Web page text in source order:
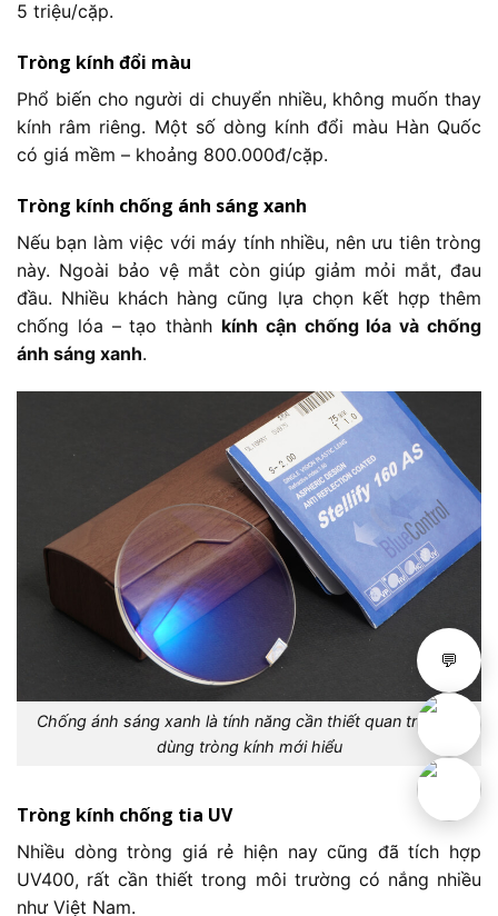
5 triệu/cặp.
Tròng kính đổi màu
Phổ biến cho người di chuyển nhiều, không muốn thay
kính râm riêng. Một số dòng kính đổi màu Hàn Quốc
có giá mềm – khoảng 800.000đ/cặp.
Tròng kính chống ánh sáng xanh
Nếu bạn làm việc với máy tính nhiều, nên ưu tiên tròng
này. Ngoài bảo vệ mắt còn giúp giảm mỏi mắt, đau
đầu. Nhiều khách hàng cũng lựa chọn kết hợp thêm
chống lóa – tạo thành kính cận chống lóa và chống
ánh sáng xanh.
Chống ánh sáng xanh là tính năng cần thiết quan trọng ai
dùng tròng kính mới hiểu
Tròng kính chống tia UV
Nhiều dòng tròng giá rẻ hiện nay cũng đã tích hợp
UV400, rất cần thiết trong môi trường có nắng nhiều
như Việt Nam.
💬